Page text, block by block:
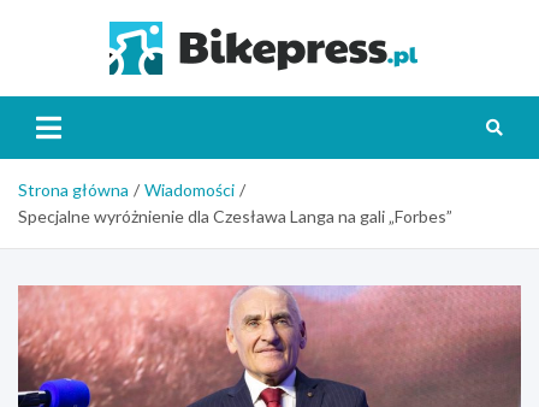
Strona główna
Wiadomości
Specjalne wyróżnienie dla Czesława Langa na gali „Forbes”